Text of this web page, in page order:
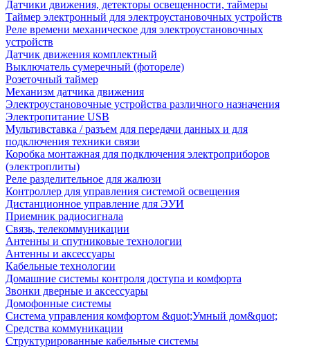
Датчики движения, детекторы освещенности, таймеры
Таймер электронный для электроустановочных устройств
Реле времени механическое для электроустановочных
устройств
Датчик движения комплектный
Выключатель сумеречный (фотореле)
Розеточный таймер
Механизм датчика движения
Электроустановочные устройства различного назначения
Электропитание USB
Мультивставка / разъем для передачи данных и для
подключения техники связи
Коробка монтажная для подключения электроприборов
(электроплиты)
Реле разделительное для жалюзи
Контроллер для управления системой освещения
Дистанционное управление для ЭУИ
Приемник радиосигнала
Связь, телекоммуникации
Антенны и спутниковые технологии
Антенны и аксессуары
Кабельные технологии
Домашние системы контроля доступа и комфорта
Звонки дверные и аксессуары
Домофонные системы
Система управления комфортом &quot;Умный дом&quot;
Средства коммуникации
Структурированные кабельные системы